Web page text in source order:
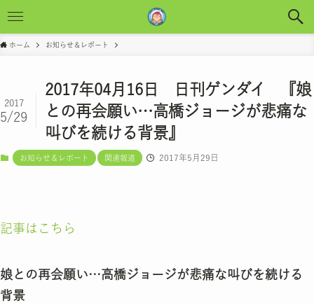
ホーム お知らせ＆レポート
2017年04月16日 日刊ゲンダイ 『娘
との再会願い…高橋ジョージが悲痛な
叫びを続ける背景』
2017
5/29
お知らせ＆レポート 関連報道 2017年5月29日
記事はこちら
娘との再会願い…高橋ジョージが悲痛な叫びを続ける
背景